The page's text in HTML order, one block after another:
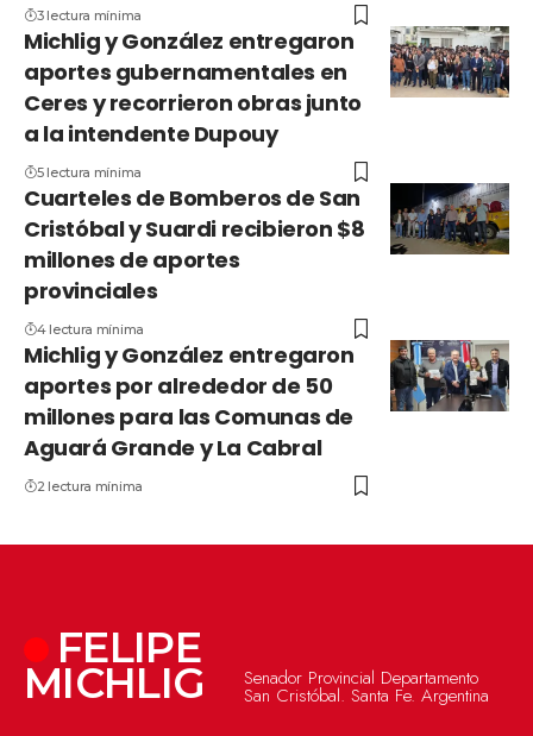
3 lectura mínima
Michlig y González entregaron
aportes gubernamentales en
Ceres y recorrieron obras junto
a la intendente Dupouy
5 lectura mínima
Cuarteles de Bomberos de San
Cristóbal y Suardi recibieron $8
millones de aportes
provinciales
4 lectura mínima
Michlig y González entregaron
aportes por alrededor de 50
millones para las Comunas de
Aguará Grande y La Cabral
2 lectura mínima
FELIPE
MICHLIG Senador Provincial Departamento
San Cristóbal. Santa Fe. Argentina